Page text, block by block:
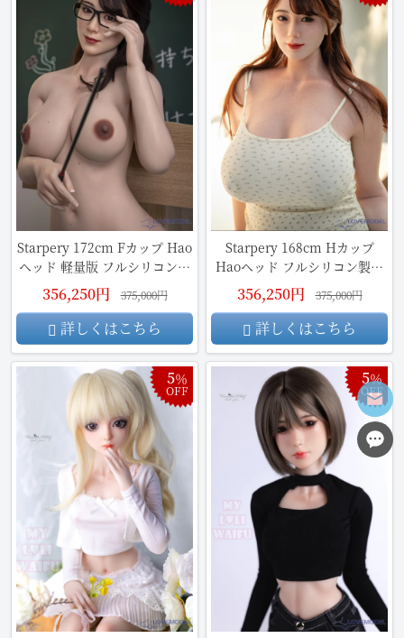
Starpery 172cm Fカップ Hao
ヘッド 軽量版 フルシリコン製
ラブドール
356,250円 375,000円
詳しくはこちら
Starpery 168cm Hカップ
Haoヘッド フルシリコン製ラ
ブドール
356,250円 375,000円
詳しくはこちら
5％
OFF
5％
OFF